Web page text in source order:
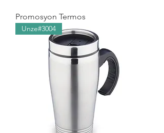
Promosyon Termos
Unze#3004